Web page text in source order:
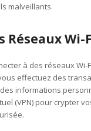
malveillants.
Réseaux Wi-
à des réseaux Wi-
effectuez des
informations
(VPN) pour crypter